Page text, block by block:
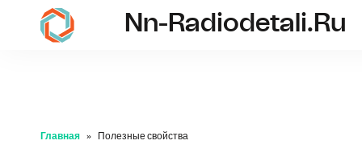
nn-radiodetali.ru
Nn-Radiodetali.ru
Главная Полезные свойства